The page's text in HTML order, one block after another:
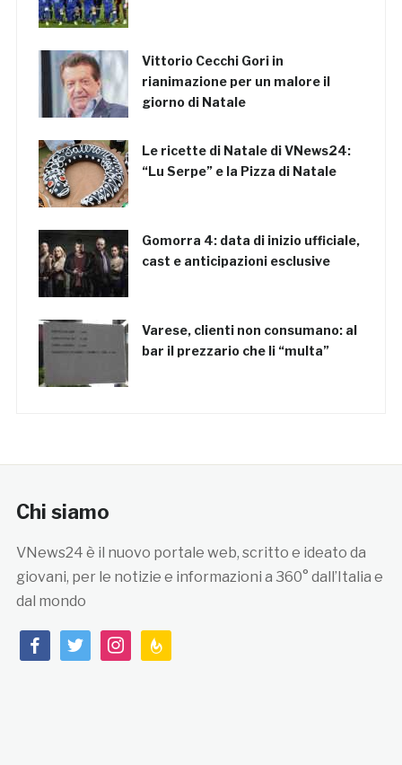
Vittorio Cecchi Gori in
rianimazione per un malore il
giorno di Natale
Le ricette di Natale di VNews24:
“Lu Serpe” e la Pizza di Natale
Gomorra 4: data di inizio ufficiale,
cast e anticipazioni esclusive
Varese, clienti non consumano: al
bar il prezzario che li “multa”
Chi siamo
VNews24 è il nuovo portale web, scritto e ideato da
giovani, per le notizie e informazioni a 360° dall’Italia e
dal mondo
facebooktwitterinstagramfeedburner